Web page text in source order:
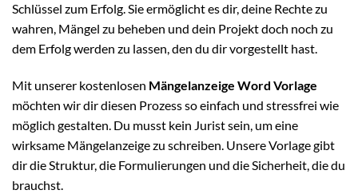
Schlüssel zum Erfolg. Sie ermöglicht es dir, deine Rechte zu
wahren, Mängel zu beheben und dein Projekt doch noch zu
dem Erfolg werden zu lassen, den du dir vorgestellt hast.
Mit unserer kostenlosen Mängelanzeige Word Vorlage
möchten wir dir diesen Prozess so einfach und stressfrei wie
möglich gestalten. Du musst kein Jurist sein, um eine
wirksame Mängelanzeige zu schreiben. Unsere Vorlage gibt
dir die Struktur, die Formulierungen und die Sicherheit, die du
brauchst.